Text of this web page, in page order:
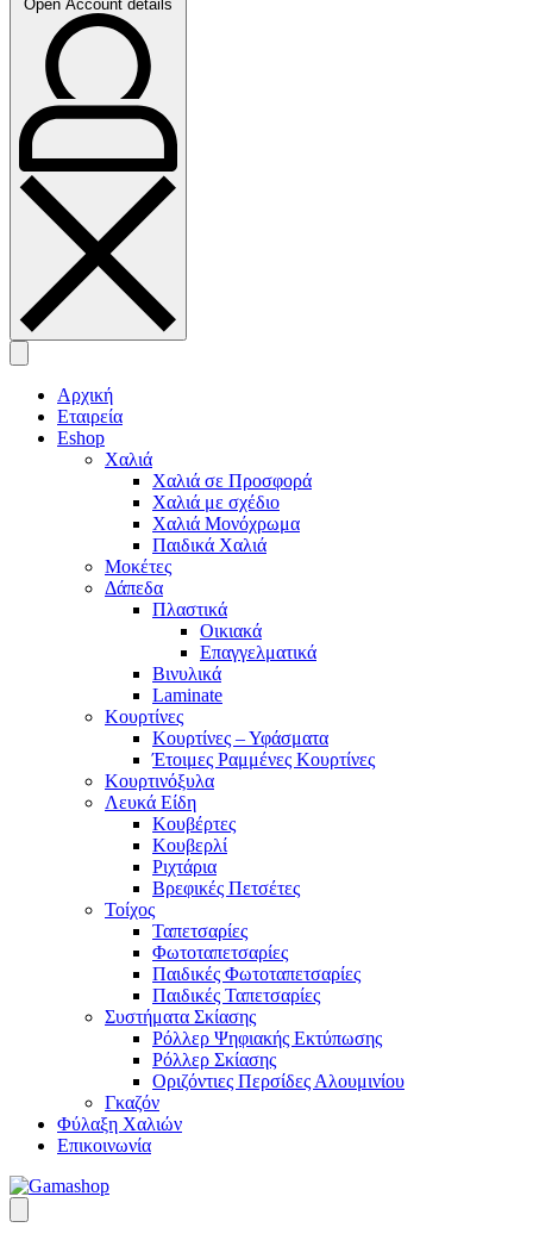
Open Account details
Αρχική
Εταιρεία
Eshop
Χαλιά
Χαλιά σε Προσφορά
Χαλιά με σχέδιο
Χαλιά Μονόχρωμα
Παιδικά Χαλιά
Μοκέτες
Δάπεδα
Πλαστικά
Οικιακά
Επαγγελματικά
Βινυλικά
Laminate
Κουρτίνες
Κουρτίνες – Υφάσματα
Έτοιμες Ραμμένες Κουρτίνες
Κουρτινόξυλα
Λευκά Είδη
Κουβέρτες
Κουβερλί
Ριχτάρια
Βρεφικές Πετσέτες
Τοίχος
Ταπετσαρίες
Φωτοταπετσαρίες
Παιδικές Φωτοταπετσαρίες
Παιδικές Ταπετσαρίες
Συστήματα Σκίασης
Ρόλλερ Ψηφιακής Εκτύπωσης
Ρόλλερ Σκίασης
Οριζόντιες Περσίδες Αλουμινίου
Γκαζόν
Φύλαξη Χαλιών
Επικοινωνία